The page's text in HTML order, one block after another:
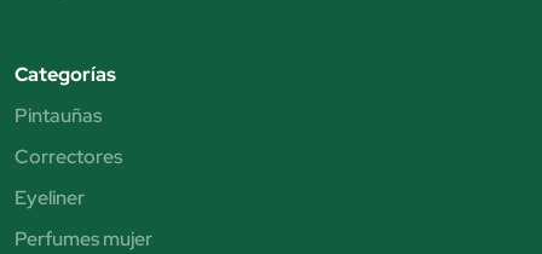
Categorías
Pintauñas
Correctores
Eyeliner
Perfumes mujer